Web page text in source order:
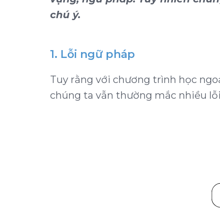
chú ý.
1. Lỗi ngữ pháp
Tuy rằng với chương trình học
chúng ta vẫn thường mắc nhiều